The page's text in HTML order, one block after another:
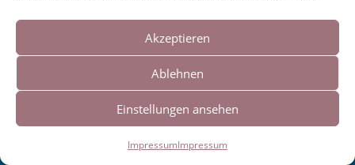
Cookies helfen uns bei der Bereitstellung
unserer Inhalte und Dienste. Durch die
weitere Nutzung der Webseite stimmen Sie
der Verwendung von Cookies zu.
Okay!
Akzeptieren
Ablehnen
Einstellungen ansehen
ImpressumImpressum
Post
navigation
←Übersetzung +
Publikation Englisch 2020
Übersetzung ins
Impressum |Links